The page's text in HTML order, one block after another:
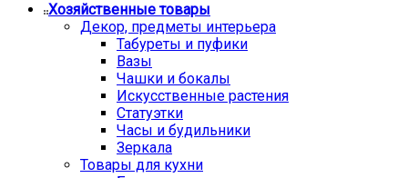
Хозяйственные товары
Декор, предметы интерьера
Табуреты и пуфики
Вазы
Чашки и бокалы
Искусственные растения
Статуэтки
Часы и будильники
Зеркала
Товары для кухни